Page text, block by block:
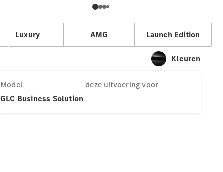
Alle modellen
Elektrische modellen
Plug-in Hybrid modellen
Luxury AMG Launch Edition
Kleuren
Model
GLC Business Solution
deze uitvoering voor